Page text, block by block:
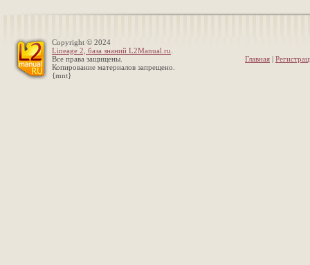
Copyright © 2024
Lineage 2, база знаний L2Manual.ru
Все права защищены.
Копирование материалов запрещено.
{mnt}
Главная |